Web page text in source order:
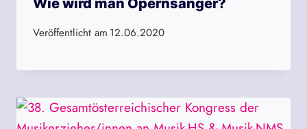
Wie wird man Opernsänger?
Veröffentlicht am 12.06.2020